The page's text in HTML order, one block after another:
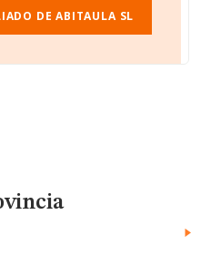
DE ABITAULA SL